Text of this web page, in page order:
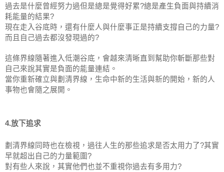
過去是什麼曾經努力過但是總是覺得好累?總是產生負面與持續消
耗能量的結果?
現在走入谷底時，還有什麼人與什麼事正是持續支撐自己的力量?
而且自己過去都沒發現過的?
這條界線隨著進入低潮谷底，會越來清晰直到幫助你斬斷那些對
自己來說其實是負面的能量連結。
當你重新確立與劃清界線，生命中新的生活與新的開始，新的人
事物也會隨之展開。
4.放下追求
劃清界線同時也在檢視，過往人生的那些追求是否太用力了?其實
早就超出自己的力量範圍?
對有些人來說，其實他們也並不重視你過去有多用力?